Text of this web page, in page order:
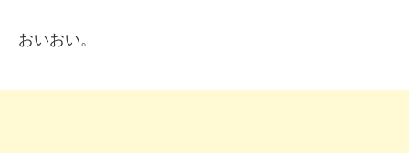
おいおい。